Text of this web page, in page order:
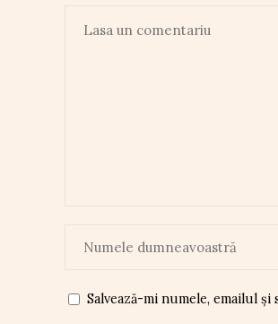
Salvează-mi numele, emailul